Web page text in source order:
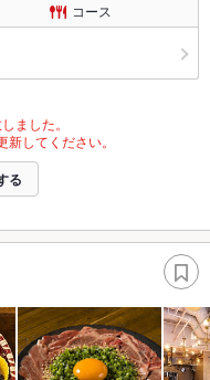
コース
ました。
してください。
る